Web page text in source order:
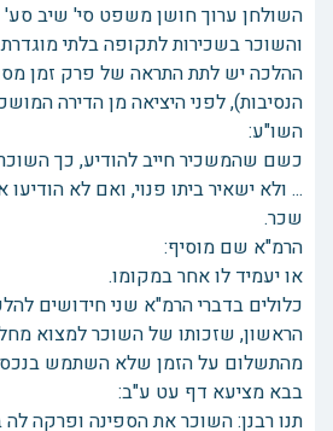
השולחן ערוך חושן משפט סי' שיב סע'
והשוכר בשכירות לתקופה בלתי
ההלכה יש לתת התראה של פרק זמן
הנסיבות), לפני היציאה מן הדירה
השו"ע:
כשם שהמשכיר חייב להודיע, כך
... ולא ישאיר ביתו פנוי, ואם לא הודיעו
שכר.
הרמ"א שם מוסיף:
או יעמיד לו אחר במקומו.
כלולים בדברי הרמ"א שני חידושים
הראשון, שזכותו של השוכר למצוא
מהתשלום על הזמן שלא השתמש
בבא מציעא דף עט ע"ב:
תנו רבנן: השוכר את הספינה ופרקה לה